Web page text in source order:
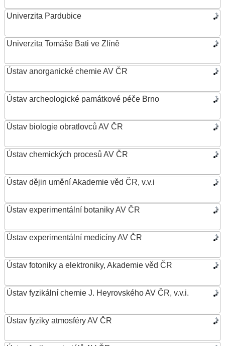
Univerzita Pardubice
Univerzita Tomáše Bati ve Zlíně
Ústav anorganické chemie AV ČR
Ústav archeologické památkové péče Brno
Ústav biologie obratlovců AV ČR
Ústav chemických procesů AV ČR
Ústav dějin umění Akademie věd ČR, v.v.i
Ústav experimentální botaniky AV ČR
Ústav experimentální medicíny AV ČR
Ústav fotoniky a elektroniky, Akademie věd ČR
Ústav fyzikální chemie J. Heyrovského AV ČR, v.v.i.
Ústav fyziky atmosféry AV ČR